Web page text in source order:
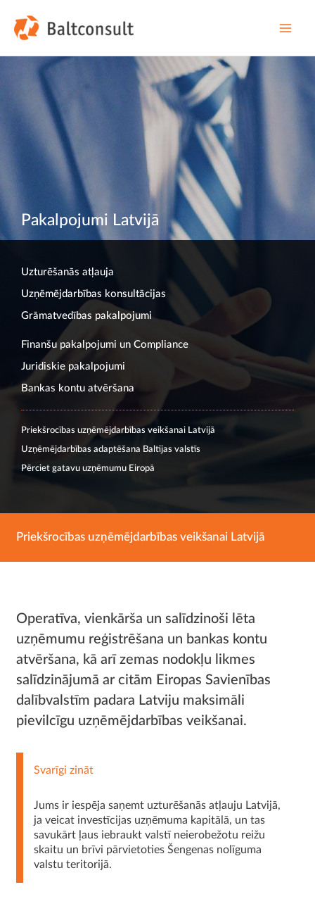
content
Pakalpojumi Latvijā
Uzturēšanās atļauja
Uzņēmējdarbības konsultācijas
Grāmatvedības pakalpojumi
Finanšu pakalpojumi un Compliance
Juridiskie pakalpojumi
Bankas kontu atvēršana
Priekšrocības uzņēmējdarbības veikšanai Latvijā
Uzņēmējdarbības adaptēšana Baltijas valstīs
Pērciet gatavu uzņēmumu Eiropā
Priekšrocības uzņēmējdarbības veikšanai Latvijā
Operatīva, vienkārša un salīdzinoši lēta
uzņēmumu reģistrēšana un bankas kontu
atvēršana, kā arī zemas nodokļu likmes
salīdzinājumā ar citām Eiropas Savienības
dalībvalstīm padara Latviju maksimāli
pievilcīgu uzņēmējdarbības veikšanai.
Svarīgi zināt
Jums ir iespēja saņemt uzturēšanās atļauju Latvijā,
ja veicat investīcijas uzņēmuma kapitālā, un tas
savukārt ļaus iebraukt valstī neierobežotu reižu
skaitu un brīvi pārvietoties Šengenas nolīguma
valstu teritorijā.